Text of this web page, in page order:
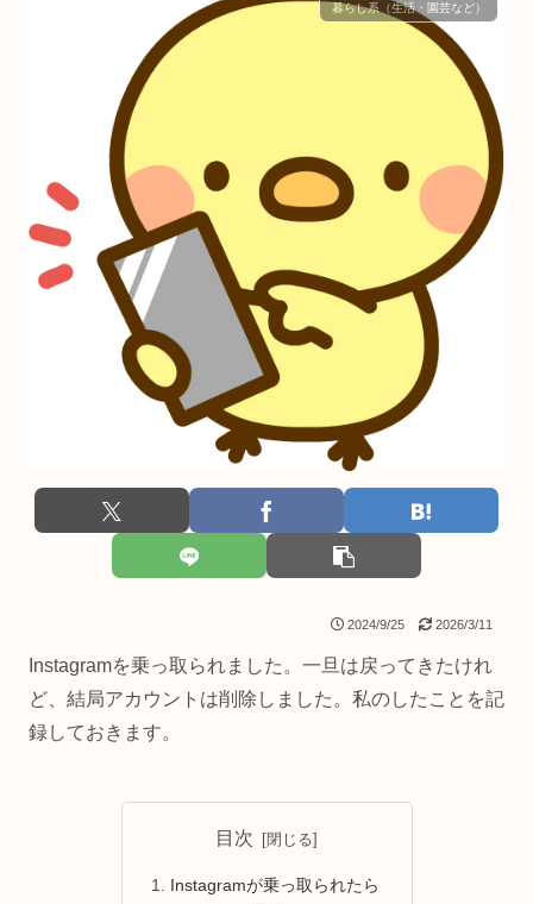
暮らし系（生活・園芸など）
2024/9/25 2026/3/11
Instagramを乗っ取られました。一旦は戻ってきたけれ
ど、結局アカウントは削除しました。私のしたことを記
録しておきます。
目次
Instagramが乗っ取られたら